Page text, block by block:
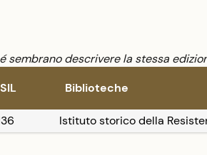
descrivere la stessa
Biblioteche
Istituto storico della